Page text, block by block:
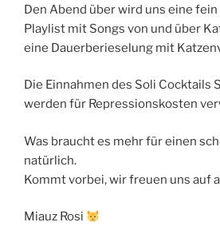
Den Abend über wird uns eine
Playlist mit Songs von und über
eine Dauerberieselung mit
Die Einnahmen des Soli Cocktails
werden für Repressionskosten
Was braucht es mehr für einen
natürlich.
Kommt vorbei, wir freuen uns auf
Miauz Rosi